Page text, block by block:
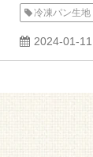
冷凍パン生地
2024-01-11